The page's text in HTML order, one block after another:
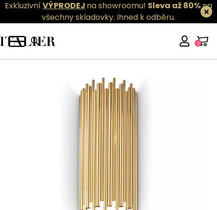
ExkluzivníVÝPRODEJ na showroomu! Sleva až 80%na
všechny skladovky. Ihned k odběru.
0